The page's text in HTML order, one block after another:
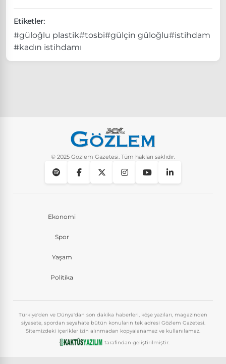
Etiketler:
#güloğlu plastik#tosbi#gülçin güloğlu#istihdam
#kadın istihdamı
© 2025 Gözlem Gazetesi. Tüm hakları saklıdır.
Ekonomi
Spor
Yaşam
Politika
Türkiye'den ve Dünya'dan son dakika haberleri, köşe yazıları, magazinden
siyasete, spordan seyahate bütün konuların tek adresi Gözlem Gazetesi.
Sitemizdeki içerikler izin alınmadan kopyalanamaz ve kullanılamaz.
tarafından geliştirilmiştir.